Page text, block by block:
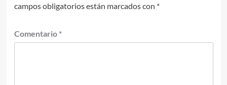
campos obligatorios están marcados con *
Comentario *